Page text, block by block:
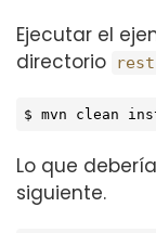
Ejecutar el
directorio
$ mvn clean
Lo que
siguiente.